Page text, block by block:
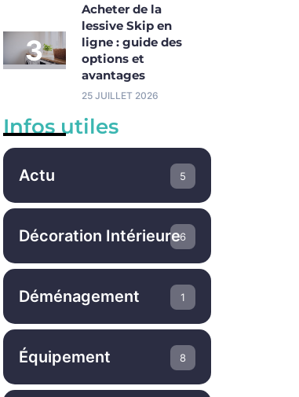
Acheter de la
lessive Skip en
ligne : guide des
options et
avantages
25 JUILLET 2026
Infos utiles
Actu 5
Décoration Intérieure6
Déménagement 1
Équipement 8